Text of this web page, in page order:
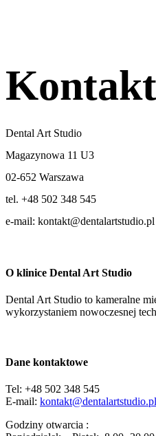
Kontakt
Dental Art Studio
Magazynowa 11 U3
02-652 Warszawa
tel. +48 502 348 545
e-mail: kontakt@dentalartstudio.pl
O klinice Dental Art Studio
Dental Art Studio to kameralne
wykorzystaniem nowoczesnej
Dane kontaktowe
Tel: +48 502 348 545
E-mail: kontakt@dentalartstudio.pl
Godziny otwarcia :